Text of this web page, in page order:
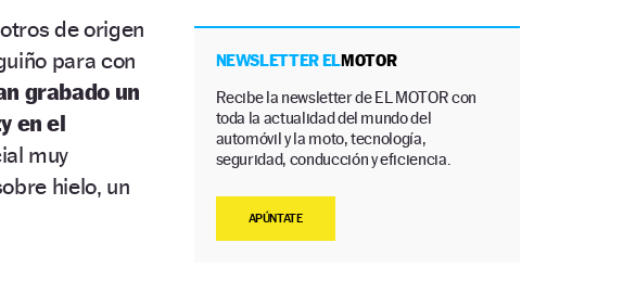
de origen
para con
grabado un
en el
muy
hielo, un
NEWSLETTER ELMOTOR
Recibe la newsletter de EL MOTOR con
toda la actualidad del mundo del
automóvil y la moto, tecnología,
seguridad, conducción y eficiencia.
APÚNTATE